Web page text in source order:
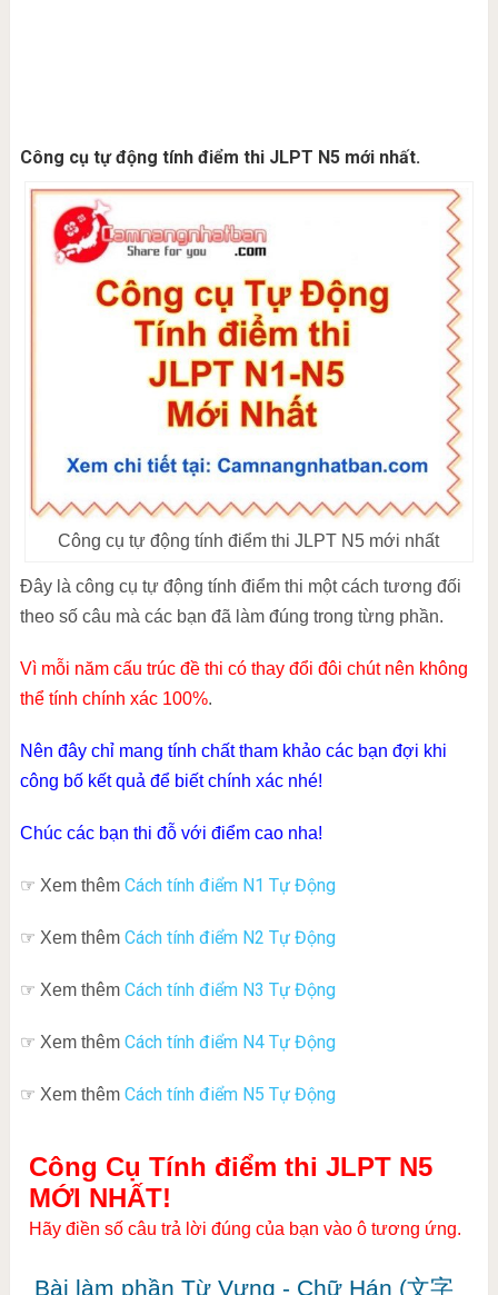
Công cụ tự động tính điểm thi JLPT N5 mới nhất.
Công cụ tự động tính điểm thi JLPT N5 mới nhất
Đây là công cụ tự động tính điểm thi một cách tương đối
theo số câu mà các bạn đã làm đúng trong từng phần.
Vì mỗi năm cấu trúc đề thi có thay đổi đôi chút nên không
thể tính chính xác 100%.
Nên đây chỉ mang tính chất tham khảo các bạn đợi khi
công bố kết quả để biết chính xác nhé!
Chúc các bạn thi đỗ với điểm cao nha!
☞ Xem thêm Cách tính điểm N1 Tự Động
☞ Xem thêm Cách tính điểm N2 Tự Động
☞ Xem thêm Cách tính điểm N3 Tự Động
☞ Xem thêm Cách tính điểm N4 Tự Động
☞ Xem thêm Cách tính điểm N5 Tự Động